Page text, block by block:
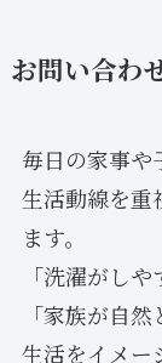
お問い合わ
毎日の家事や
生活動線を重
ます。
「洗濯がし
「家族が自
生活をイメー